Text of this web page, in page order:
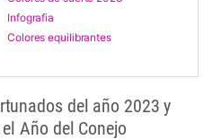
Infografia
Colores equilibrantes
del año 2023 y
Año del Conejo